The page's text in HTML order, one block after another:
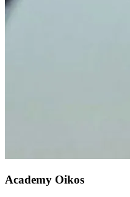
Academy Oikos